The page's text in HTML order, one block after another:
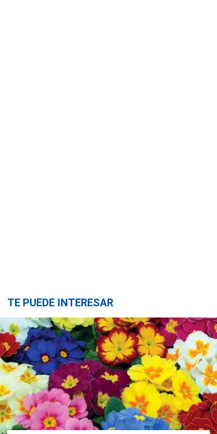
TE PUEDE INTERESAR